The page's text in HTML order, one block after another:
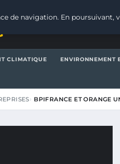
CLIMATIQUE ENVIRONNEMENT
BPIFRANCE ET ORANGE
de navigation. En